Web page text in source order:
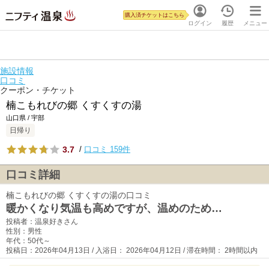
ログイン
購入済チケットはこちら
履歴 メニュー
施設情報
口コミ
クーポン・チケット
楠こもれびの郷 くすくすの湯
山口県 / 宇部
日帰り
3.7 / 口コミ 159件
口コミ詳細
楠こもれびの郷 くすくすの湯の口コミ
暖かくなり気温も高めですが、温めのため…
投稿者：温泉好きさん
性別：男性
年代：50代～
投稿日：2026年04月13日 / 入浴日： 2026年04月12日 / 滞在時間： 2時間以内